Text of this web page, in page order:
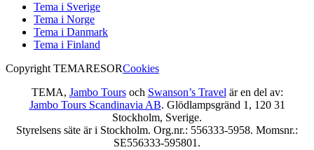
Tema i Sverige
Tema i Norge
Tema i Danmark
Tema i Finland
Copyright TEMARESORCookies
TEMA, Jambo Toursoch Swanson’s Travel är en del av:
Jambo Tours Scandinavia AB. Glödlampsgränd 1, 120 31
Stockholm, Sverige.
Styrelsens säte är i Stockholm. Org.nr.: 556333-5958. Momsnr.:
SE556333-595801.